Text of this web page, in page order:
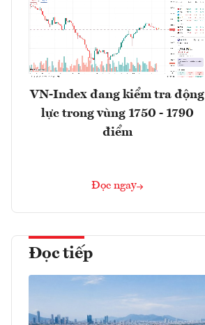
VN-Index đang kiểm tra động
lực trong vùng 1750 - 1790
điểm
Đọc ngay
Đọc tiếp